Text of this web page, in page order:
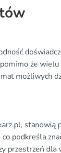
że
możliwych
podkreśla
dla